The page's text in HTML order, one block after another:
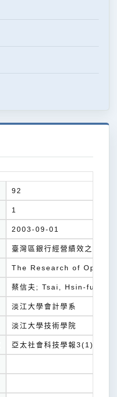
92
1
2003-09-01
臺灣區銀行經營績效之研究
The Research of
蔡信夫; Tsai, Hsin-fu; 黃
淡江大學會計學系
淡江大學技術學院
亞太社會科技學報3(1)，頁